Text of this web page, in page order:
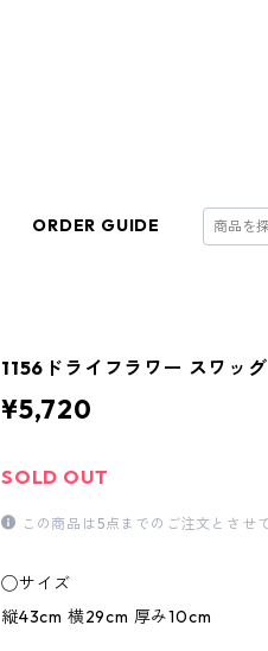
ORDER GUIDE
1156ドライフラワー スワッ
¥5,720
SOLD OUT
この商品は5点までのご注文とさせ
◯サイズ
縦43cm 横29cm 厚み10cm